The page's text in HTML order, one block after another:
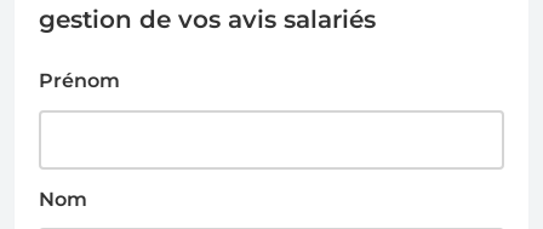
gestion de vos avis salariés
Prénom
Nom